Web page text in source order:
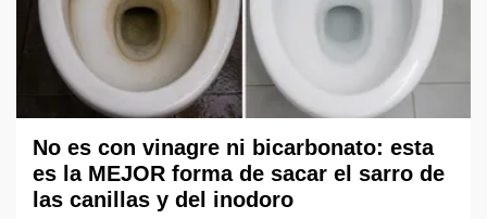
No es con vinagre ni bicarbonato: esta
es la MEJOR forma de sacar el sarro de
las canillas y del inodoro